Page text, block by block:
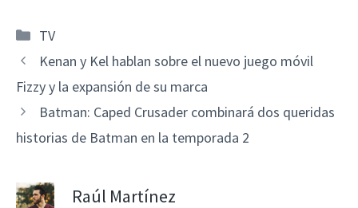
Categorías
TV
Kenan y Kel hablan sobre el nuevo juego móvil
Fizzy y la expansión de su marca
Batman: Caped Crusader combinará dos queridas
historias de Batman en la temporada 2
Raúl Martínez